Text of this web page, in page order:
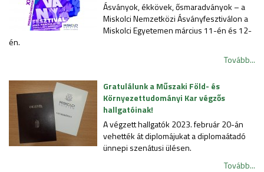
Ásványok, ékkövek, ősmaradványok – a
Miskolci Nemzetközi Ásványfesztiválon a
Miskolci Egyetemen március 11-én és 12-
én.
Tovább...
Gratulálunk a Műszaki Föld- és
Környezettudományi Kar végzős
hallgatóinak!
A végzett hallgatók 2023. február 20-án
vehették át diplomájukat a diplomaátadó
ünnepi szenátusi ülésen.
Tovább...